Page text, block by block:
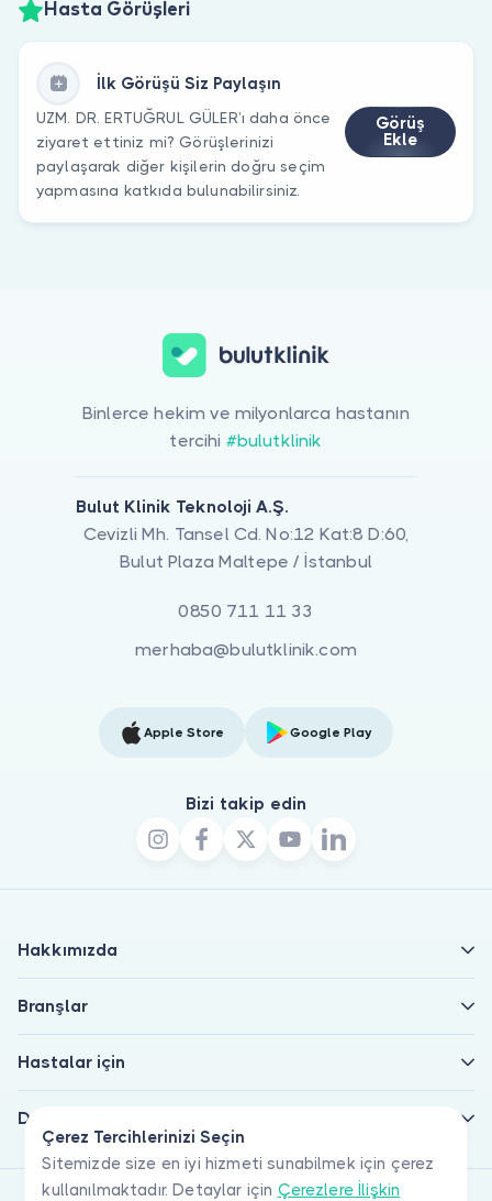
Hasta Görüşleri
İlk Görüşü Siz Paylaşın
UZM. DR. ERTUĞRUL GÜLER’ı daha önce
ziyaret ettiniz mi? Görüşlerinizi
paylaşarak diğer kişilerin doğru seçim
yapmasına katkıda bulunabilirsiniz.
Görüş
Ekle
Çerez Tercihlerinizi Seçin
Sitemizde size en iyi hizmeti sunabilmek için çerez
kullanılmaktadır. Detaylar için Çerezlere İlişkin
Binlerce hekim ve milyonlarca hastanın
tercihi #bulutklinik
Bulut Klinik Teknoloji A.Ş.
Cevizli Mh. Tansel Cd. No:12 Kat:8 D:60,
Bulut Plaza Maltepe / İstanbul
0850 711 11 33
merhaba@bulutklinik.com
Apple Store Google Play
Bizi takip edin
Hakkımızda
Branşlar
Hastalar için
Doktorlar için